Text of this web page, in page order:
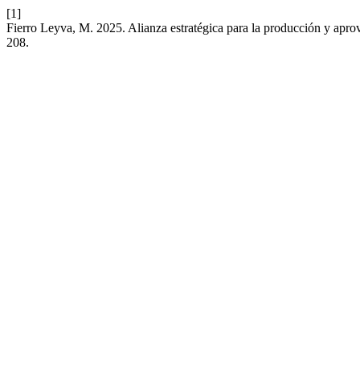
[1]
Fierro Leyva, M. 2025. Alianza estratégica para la producción y
208.